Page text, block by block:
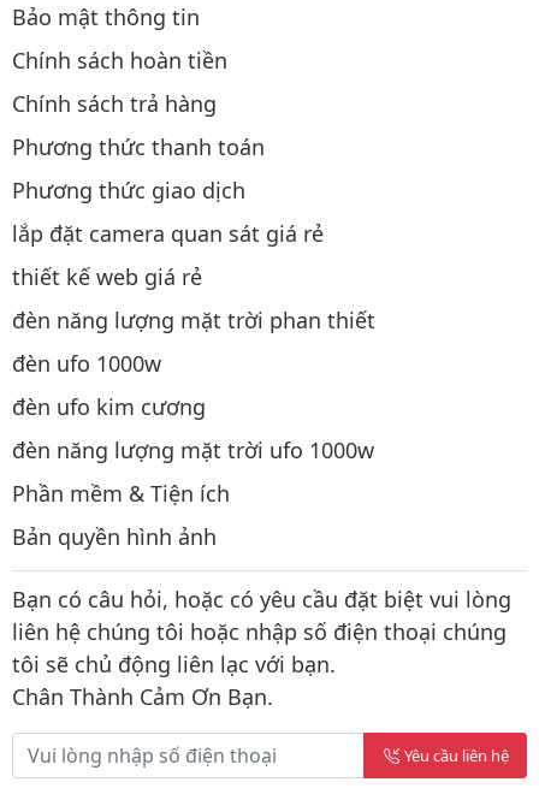
Bảo mật thông tin
Chính sách hoàn tiền
Chính sách trả hàng
Phương thức thanh toán
Phương thức giao dịch
lắp đặt camera quan sát giá rẻ
thiết kế web giá rẻ
đèn năng lượng mặt trời phan thiết
đèn ufo 1000w
đèn ufo kim cương
đèn năng lượng mặt trời ufo 1000w
Phần mềm & Tiện ích
Bản quyền hình ảnh
Bạn có câu hỏi, hoặc có yêu cầu đặt biệt vui lòng
liên hệ chúng tôi hoặc nhập số điện thoại chúng
tôi sẽ chủ động liên lạc với bạn.
Chân Thành Cảm Ơn Bạn.
Yêu cầu liên hệ